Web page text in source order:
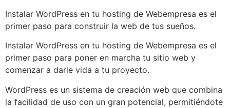
Instalar WordPress en tu hosting de Webempresa es el
primer paso para construir la web de tus sueños.
Instalar WordPress en tu hosting de Webempresa es el
primer paso para poner en marcha tu sitio web y
comenzar a darle vida a tu proyecto.
WordPress es un sistema de creación web que combina
la facilidad de uso con un gran potencial, permitiéndote